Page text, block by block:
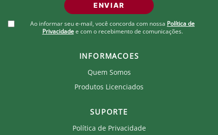
ENVIAR
Ao informar seu e-mail, você concorda com nossa Política de
Privacidade e com o recebimento de comunicações.
INFORMACOES
Quem Somos
Produtos Licenciados
SUPORTE
Política de Privacidade